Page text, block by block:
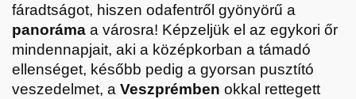
fáradtságot, hiszen odafentről gyönyörű a
panoráma a városra! Képzeljük el az egykori őr
mindennapjait, aki a középkorban a támadó
ellenséget, később pedig a gyorsan pusztító
veszedelmet, a Veszprémben okkal rettegett